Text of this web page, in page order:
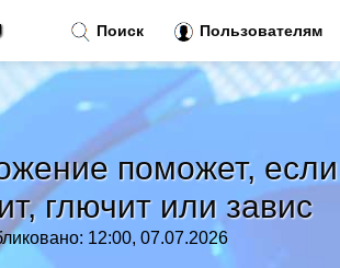
поможет, если
глючит или завис
12:00, 07.07.2026
Поиск Пользователям
»